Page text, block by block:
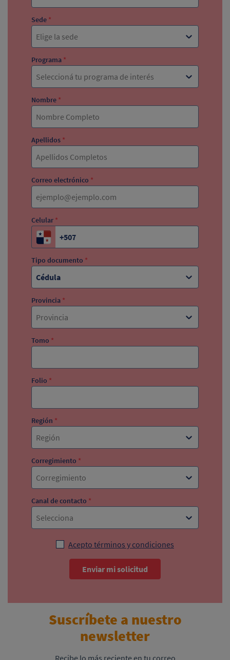
Sede *
Elige la sede
Programa *
Seleccioná tu programa de interés
Nombre *
Apellidos *
Correo electrónico *
Celular *
Tipo documento *
Cédula
Provincia *
Provincia
Tomo *
Folio *
Región *
Región
Corregimiento *
Corregimiento
Canal de contacto *
Selecciona
Acepto términos y condiciones
Enviar mi solicitud
Suscríbete a nuestro
newsletter